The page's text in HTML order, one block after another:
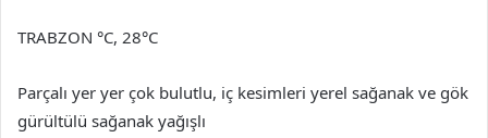
TRABZON °C, 28°C
Parçalı yer yer çok bulutlu, iç kesimleri yerel sağanak ve gök
gürültülü sağanak yağışlı